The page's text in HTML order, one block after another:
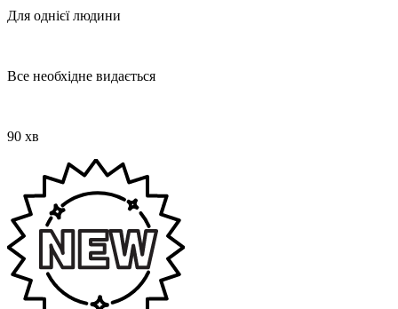
Для однієї людини
Все необхідне видається
90 хв